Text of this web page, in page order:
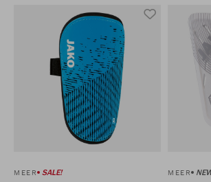
MEER SALE! MEER